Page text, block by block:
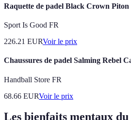
Raquette de padel Black Crown Piton
Sport Is Good FR
226.21 EURVoir le prix
Chaussures de padel Salming Rebel
Handball Store FR
68.66 EURVoir le prix
Les bienfaits mentaux du